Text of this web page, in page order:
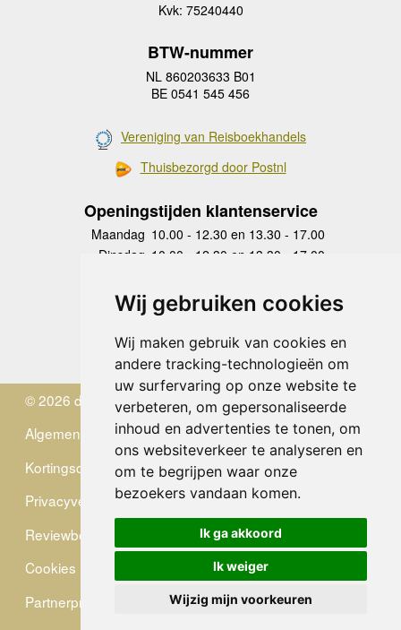
Wij gebruiken cookies
Wij maken gebruik van cookies en
andere tracking-technologieën om
uw surfervaring op onze website te
verbeteren, om gepersonaliseerde
inhoud en advertenties te tonen, om
ons websiteverkeer te analyseren en
om te begrijpen waar onze
bezoekers vandaan komen.
Ik ga akkoord
Ik weiger
Wijzig mijn voorkeuren
Kvk: 75240440
BTW-nummer
NL 860203633 B01
BE 0541 545 456
Vereniging van Reisboekhandels
Thuisbezorgd door Postnl
Openingstijden klantenservice
Maandag 10.00 - 12.30 en 13.30 - 17.00
Dinsdag 10.00 - 12.30 en 13.30 - 17.00
Donderdag
10.00 - 12.30 en 13.30 - 17.00
Vrijdag 10.00 - 12.30 en 13.30 - 17.00
Zaterdag
gesloten
Zondag gesloten
© 2026 de Zwerver
Algemene Voorwaarden
Kortingscode
Privacyverklaring
Reviewbeleid
Cookies
Partnerprogramma